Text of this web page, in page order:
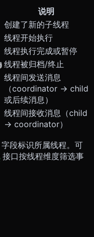
说明
创建了新的子线程
线程开始执行
线程执行完成或暂停
线程被归档/终止
线程间发送消息
（coordinator → child
或后续消息）
线程间接收消息（child
→ coordinator）
字段标识所属线程。可
接口按线程维度筛选事